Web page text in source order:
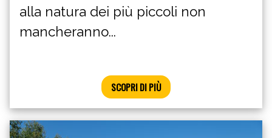
alla natura dei più piccoli non
mancheranno...
SCOPRI DI PIÙ